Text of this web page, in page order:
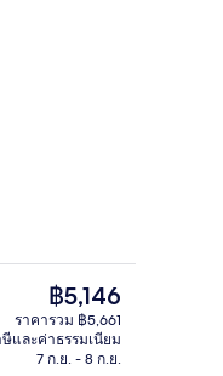
ขนเป็ด, ตู้นิรภัยในห้องพัก, โต๊ะ
ราคา
ปัจจุบัน
฿5,146
฿5,146
ราคารวม ฿5,661
และค่าธรรมเนียม
7 ก.ย. - 8 ก.ย.